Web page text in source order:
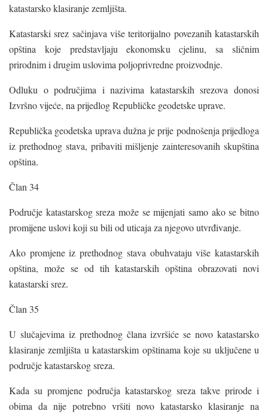
katastarsko klasiranje zemljišta.
Katastarski srez sačinjava više teritorijalno povezanih katastarskih
opština koje predstavljaju ekonomsku cjelinu, sa sličnim
prirodnim i drugim uslovima poljoprivredne proizvodnje.
Odluku o područjima i nazivima katastarskih srezova donosi
Izvršno vijeće, na prijedlog Republičke geodetske uprave.
Republička geodetska uprava dužna je prije podnošenja prijedloga
iz prethodnog stava, pribaviti mišljenje zainteresovanih skupština
opština.
Član 34
Područje katastarskog sreza može se mijenjati samo ako se bitno
promijene uslovi koji su bili od uticaja za njegovo utvrđivanje.
Ako promjene iz prethodnog stava obuhvataju više katastarskih
opština, može se od tih katastarskih opština obrazovati novi
katastarski srez.
Član 35
U slučajevima iz prethodnog člana izvršiće se novo katastarsko
klasiranje zemljišta u katastarskim opštinama koje su uključene u
područje katastarskog sreza.
Kada su promjene područja katastarskog sreza takve prirode i
obima da nije potrebno vršiti novo katastarsko klasiranje na